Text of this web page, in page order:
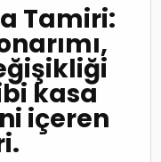
Tamiri:
kasa
içeren